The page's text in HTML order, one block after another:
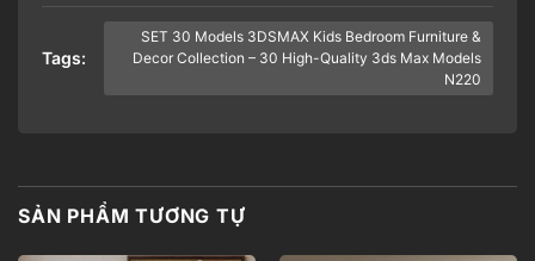
Tags:
SET 30 Models 3DSMAX Kids Bedroom Furniture &
Decor Collection – 30 High-Quality 3ds Max Models
N220
SẢN PHẨM TƯƠNG TỰ